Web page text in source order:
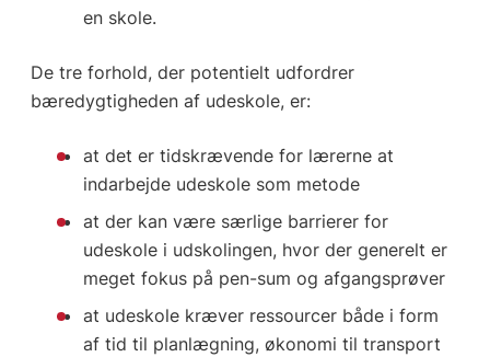
en skole.
De tre forhold, der potentielt udfordrer
bæredygtigheden af udeskole, er:
at det er tidskrævende for lærerne at
indarbejde udeskole som metode
at der kan være særlige barrierer for
udeskole i udskolingen, hvor der generelt er
meget fokus på pen-sum og afgangsprøver
at udeskole kræver ressourcer både i form
af tid til planlægning, økonomi til transport